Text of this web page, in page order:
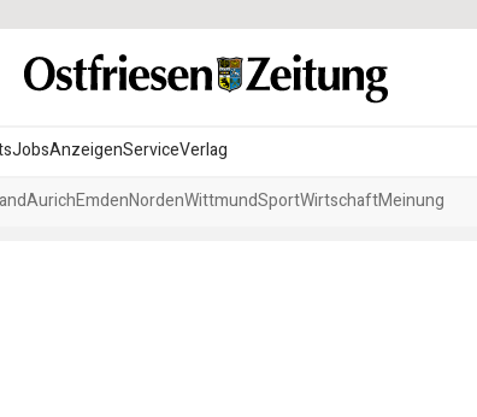
JobsAnzeigenServiceVerlag
AurichEmdenNordenWittmundSportWirtschaftMeinung